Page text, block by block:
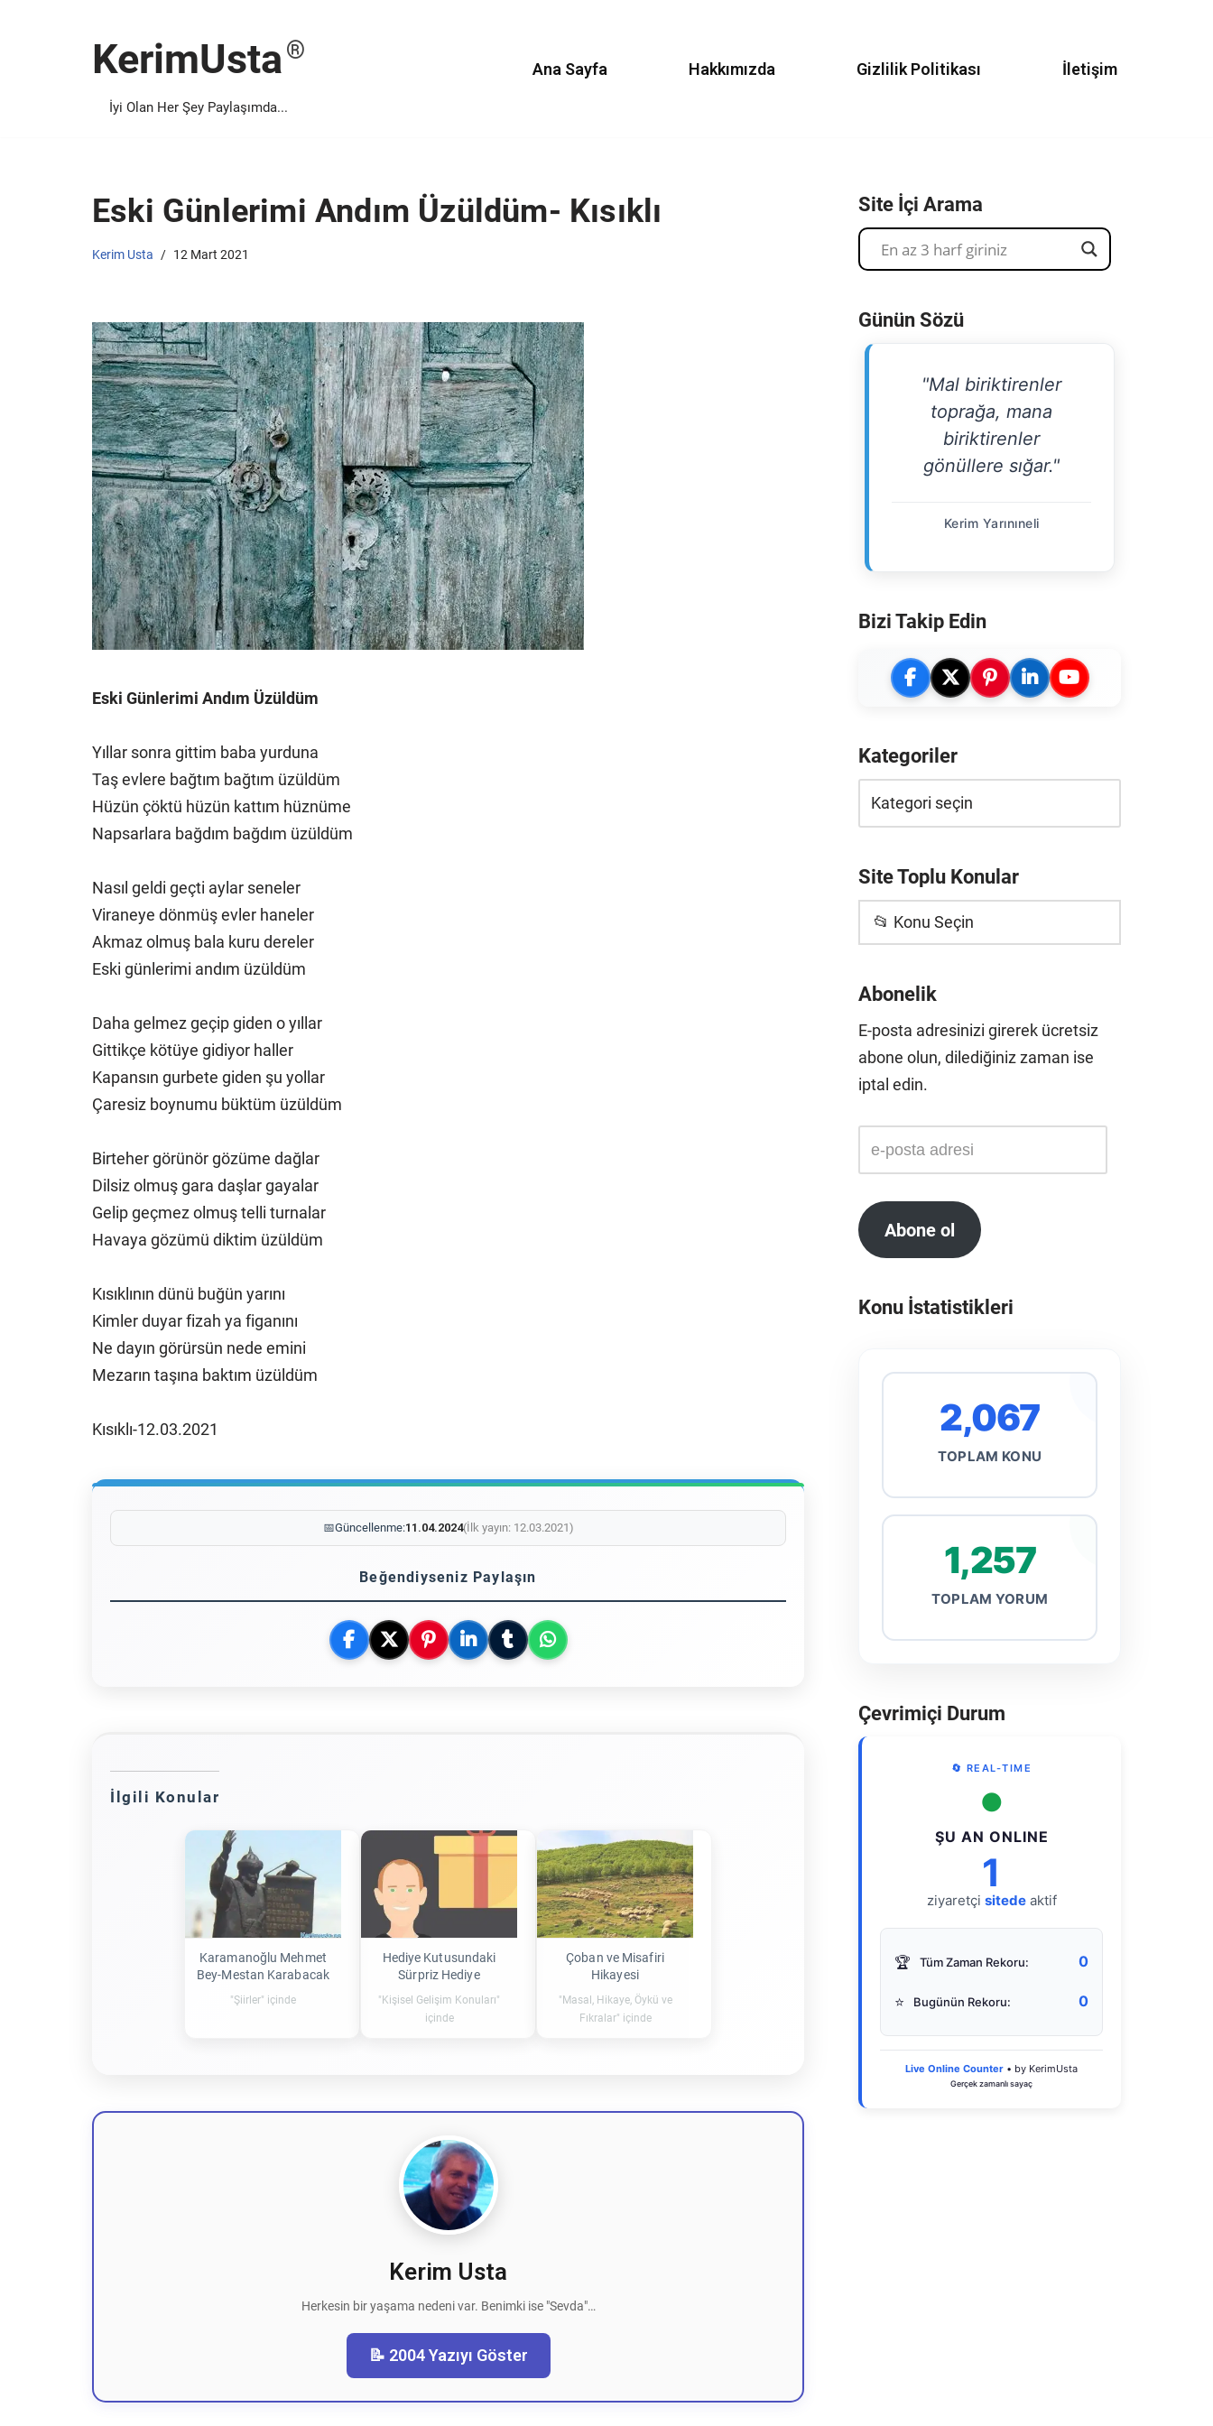
KerimUsta
İyi Olan Her Şey Paylaşımda...
Ana Sayfa Hakkımızda Gizlilik Politikası İletişim
Eski Günlerimi Andım Üzüldüm- Kısıklı
Kerim Usta 12 Mart 2021
Eski Günlerimi Andım Üzüldüm
Yıllar sonra gittim baba yurduna
Taş evlere bağtım bağtım üzüldüm
Hüzün çöktü hüzün kattım hüznüme
Napsarlara bağdım bağdım üzüldüm
Nasıl geldi geçti aylar seneler
Viraneye dönmüş evler haneler
Akmaz olmuş bala kuru dereler
Eski günlerimi andım üzüldüm
Daha gelmez geçip giden o yıllar
Gittikçe kötüye gidiyor haller
Kapansın gurbete giden şu yollar
Çaresiz boynumu büktüm üzüldüm
Birteher görünör gözüme dağlar
Dilsiz olmuş gara daşlar gayalar
Gelip geçmez olmuş telli turnalar
Havaya gözümü diktim üzüldüm
Kısıklının dünü buğün yarını
Kimler duyar fizah ya figanını
Ne dayın görürsün nede emini
Mezarın taşına baktım üzüldüm
Kısıklı-12.03.2021
📅Güncellenme:11.04.2024(İlk yayın: 12.03.2021)
Beğendiyseniz Paylaşın
İlgili Konular
Karamanoğlu Mehmet
Bey-Mestan Karabacak
"Şiirler" içinde
Hediye Kutusundaki
Sürpriz Hediye
"Kişisel Gelişim Konuları"
içinde
Çoban ve Misafiri
Hikayesi
"Masal, Hikaye, Öykü ve
Fıkralar" içinde
Kerim Usta
Herkesin bir yaşama nedeni var. Benimki ise "Sevda"…
📝 2004 Yazıyı Göster
Site İçi Arama
Günün Sözü
"Mal biriktirenler
toprağa, mana
biriktirenler
gönüllere sığar."
Kerim Yarınıneli
Bizi Takip Edin
Kategoriler
Site Toplu Konular
📂 Konu Seçin
Abonelik
E-posta adresinizi girerek ücretsiz
abone olun, dilediğiniz zaman ise
iptal edin.
Abone ol
Konu İstatistikleri
2,067
TOPLAM KONU
1,257
TOPLAM YORUM
Çevrimiçi Durum
🔄 REAL-TIME
●
ŞU AN ONLINE
1
ziyaretçi sitedeaktif
🏆 Tüm Zaman Rekoru: 0
⭐ Bugünün Rekoru: 0
Live Online Counter • by KerimUsta
Gerçek zamanlı sayaç